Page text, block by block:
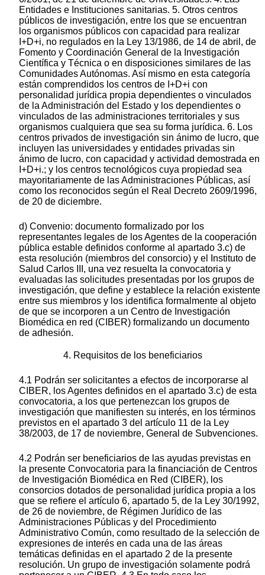
Entidades e Instituciones sanitarias. 5. Otros centros
públicos de investigación, entre los que se encuentran
los organismos públicos con capacidad para realizar
I+D+i, no regulados en la Ley 13/1986, de 14 de abril, de
Fomento y Coordinación General de la Investigación
Científica y Técnica o en disposiciones similares de las
Comunidades Autónomas. Así mismo en esta categoría
están comprendidos los centros de I+D+i con
personalidad jurídica propia dependientes o vinculados
de la Administración del Estado y los dependientes o
vinculados de las administraciones territoriales y sus
organismos cualquiera que sea su forma jurídica. 6. Los
centros privados de investigación sin ánimo de lucro, que
incluyen las universidades y entidades privadas sin
ánimo de lucro, con capacidad y actividad demostrada en
I+D+i.; y los centros tecnológicos cuya propiedad sea
mayoritariamente de las Administraciones Públicas, así
como los reconocidos según el Real Decreto 2609/1996,
de 20 de diciembre.
d) Convenio: documento formalizado por los
representantes legales de los Agentes de la cooperación
pública estable definidos conforme al apartado 3.c) de
esta resolución (miembros del consorcio) y el Instituto de
Salud Carlos III, una vez resuelta la convocatoria y
evaluadas las solicitudes presentadas por los grupos de
investigación, que define y establece la relación existente
entre sus miembros y los identifica formalmente al objeto
de que se incorporen a un Centro de Investigación
Biomédica en red (CIBER) formalizando un documento
de adhesión.
4. Requisitos de los beneficiarios
4.1 Podrán ser solicitantes a efectos de incorporarse al
CIBER, los Agentes definidos en el apartado 3.c) de esta
convocatoria, a los que pertenezcan los grupos de
investigación que manifiesten su interés, en los términos
previstos en el apartado 3 del artículo 11 de la Ley
38/2003, de 17 de noviembre, General de Subvenciones.
4.2 Podrán ser beneficiarios de las ayudas previstas en
la presente Convocatoria para la financiación de Centros
de Investigación Biomédica en Red (CIBER), los
consorcios dotados de personalidad jurídica propia a los
que se refiere el artículo 6, apartado 5, de la Ley 30/1992,
de 26 de noviembre, de Régimen Jurídico de las
Administraciones Públicas y del Procedimiento
Administrativo Común, como resultado de la selección de
expresiones de interés en cada una de las áreas
temáticas definidas en el apartado 2 de la presente
resolución. Un grupo de investigación solamente podrá